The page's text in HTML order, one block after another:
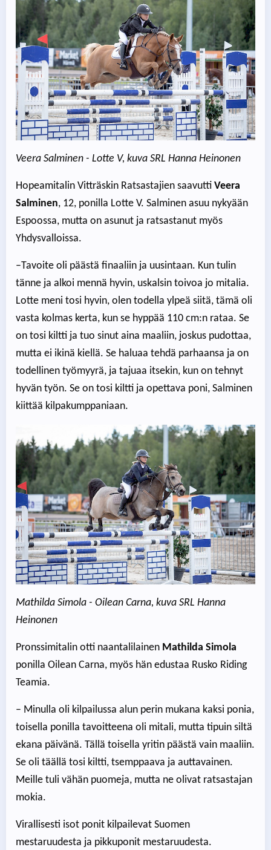
Veera Salminen - Lotte V, kuva SRL Hanna Heinonen
Hopeamitalin Vitträskin Ratsastajien saavutti Veera
Salminen, 12, ponilla Lotte V. Salminen asuu nykyään
Espoossa, mutta on asunut ja ratsastanut myös
Yhdysvalloissa.
–Tavoite oli päästä finaaliin ja uusintaan. Kun tulin
tänne ja alkoi mennä hyvin, uskalsin toivoa jo mitalia.
Lotte meni tosi hyvin, olen todella ylpeä siitä, tämä oli
vasta kolmas kerta, kun se hyppää 110 cm:n rataa. Se
on tosi kiltti ja tuo sinut aina maaliin, joskus pudottaa,
mutta ei ikinä kiellä. Se haluaa tehdä parhaansa ja on
todellinen työmyyrä, ja tajuaa itsekin, kun on tehnyt
hyvän työn. Se on tosi kiltti ja opettava poni, Salminen
kiittää kilpakumppaniaan.
Mathilda Simola - Oilean Carna, kuva SRL Hanna
Heinonen
Pronssimitalin otti naantalilainen Mathilda Simola
ponilla Oilean Carna, myös hän edustaa Rusko Riding
Teamia.
– Minulla oli kilpailussa alun perin mukana kaksi ponia,
toisella ponilla tavoitteena oli mitali, mutta tipuin siltä
ekana päivänä. Tällä toisella yritin päästä vain maaliin.
Se oli täällä tosi kiltti, tsemppaava ja auttavainen.
Meille tuli vähän puomeja, mutta ne olivat ratsastajan
mokia.
Virallisesti isot ponit kilpailevat Suomen
mestaruudesta ja pikkuponit mestaruudesta.